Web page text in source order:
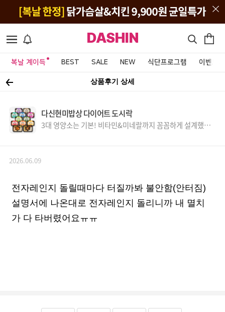
DASHIN
복날 계이득 BEST SALE NEW 식단프로그램 이벤트&
상품후기 상세
다신현미밥상 다이어트 도시락
3대 영양소는 기본! 비타민&미네랄까지 꼼꼼하게 설계했어
2026.06.09
전자레인지 돌릴때마다 터질까봐 불안함(안터짐)
설명서에 나온대로 전자레인지 돌리니까 내 멸치
가 다 타버렸어요ㅠㅠ